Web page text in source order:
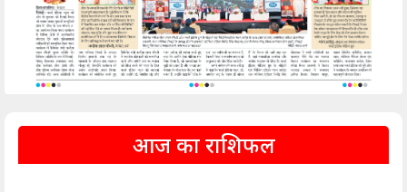
आज का राशिफल